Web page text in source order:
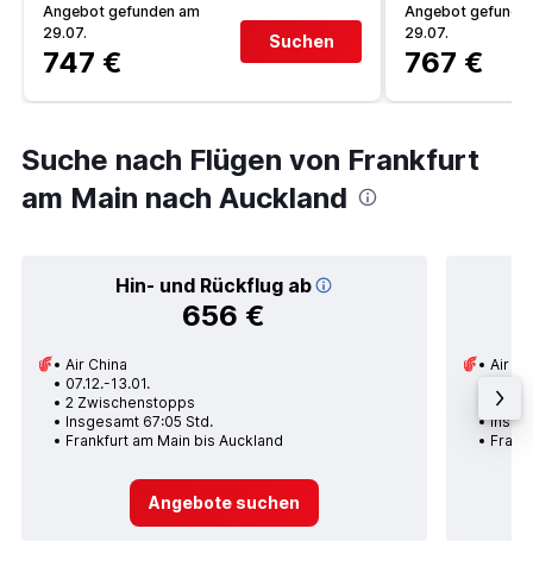
Angebot gefunden am
29.07.
747 €
Suchen
Angebot
29.07.
767 €
Suche nach Flügen von Frankfurt
am Main nach Auckland
Hin- und Rückflug ab
656 €
Air China
07.12.-13.01.
2 Zwischenstopps
Insgesamt 67:05 Std.
Frankfurt am Main bis Auckland
Angebote suchen
Air
1